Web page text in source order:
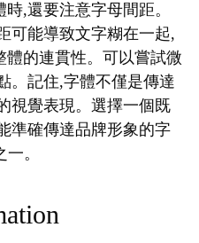
,還要注意字母間距。
可能導致文字糊在一起,
的連貫性。可以嘗試微
。記住,字體不僅是傳達
視覺表現。選擇一個既
準確傳達品牌形象的字
。